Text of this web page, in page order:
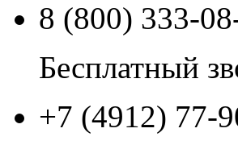
8 (800) 333-
Бесплатный
+7 (4912) 77-